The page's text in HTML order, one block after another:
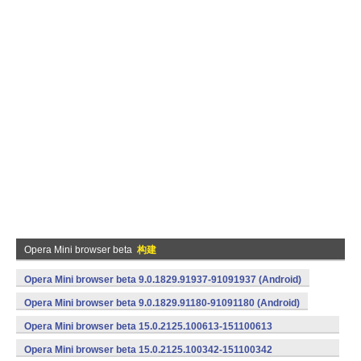
Opera Mini browser beta 构建
Opera Mini browser beta 9.0.1829.91937-91091937 (Android)
Opera Mini browser beta 9.0.1829.91180-91091180 (Android)
Opera Mini browser beta 15.0.2125.100613-151100613
(armeabi) (Android)
Opera Mini browser beta 15.0.2125.100342-151100342